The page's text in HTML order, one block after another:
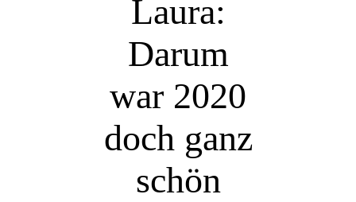
Laura:
Darum
war 2020
doch ganz
schön